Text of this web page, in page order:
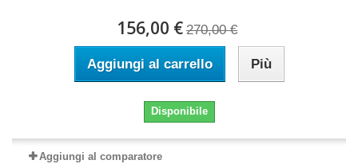
156,00 € 270,00 €
Aggiungi al carrello Più
Disponibile
Aggiungi al comparatore